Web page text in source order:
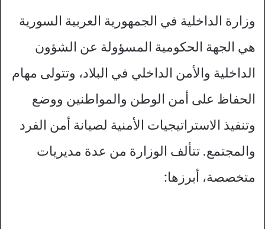
وزارة الداخلية في الجمهورية العربية السورية
هي الجهة الحكومية المسؤولة عن الشؤون
الداخلية والأمن الداخلي في البلاد، وتتولى مهام
الحفاظ على أمن الوطن والمواطنين ووضع
وتنفيذ الاستراتيجيات الأمنية لصيانة أمن الفرد
والمجتمع. تتألف الوزارة من عدة مديريات
متخصصة، أبرزها: